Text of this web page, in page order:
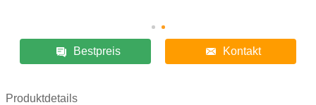
Bestpreis Kontakt
Produktdetails